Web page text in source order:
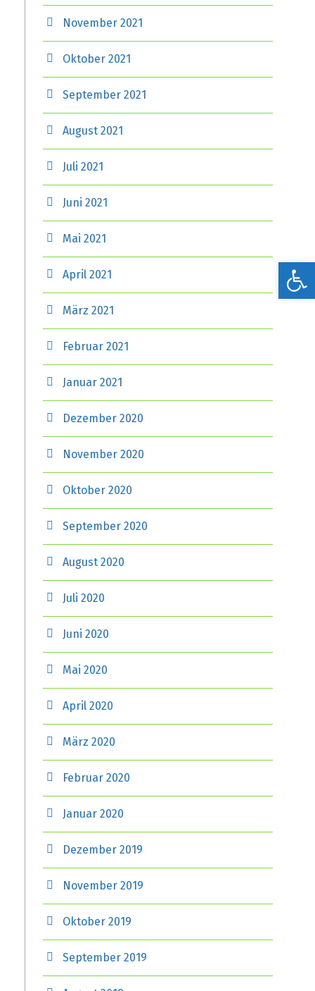
November 2021
Oktober 2021
September 2021
August 2021
Juli 2021
Juni 2021
Mai 2021
April 2021
März 2021
Februar 2021
Januar 2021
Dezember 2020
November 2020
Oktober 2020
September 2020
August 2020
Juli 2020
Juni 2020
Mai 2020
April 2020
März 2020
Februar 2020
Januar 2020
Dezember 2019
November 2019
Oktober 2019
September 2019
Werkzeugleiste öffnen